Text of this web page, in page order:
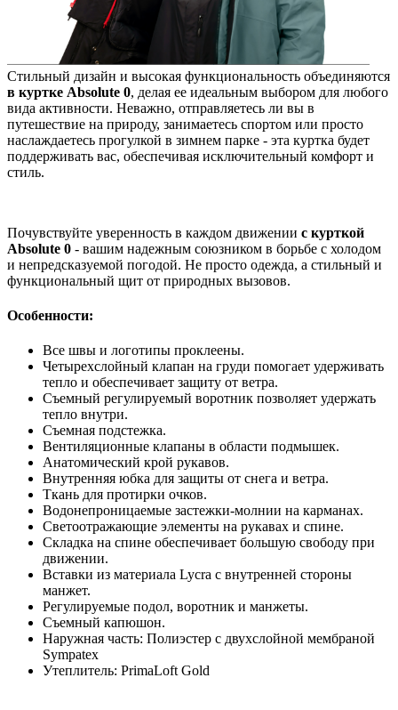
Стильный дизайн и высокая функциональность объединяются
в куртке Absolute 0, делая ее идеальным выбором для любого
вида активности. Неважно, отправляетесь ли вы в
путешествие на природу, занимаетесь спортом или просто
наслаждаетесь прогулкой в зимнем парке - эта куртка будет
поддерживать вас, обеспечивая исключительный комфорт и
стиль.
Почувствуйте уверенность в каждом движении с курткой
Absolute 0 - вашим надежным союзником в борьбе с холодом
и непредсказуемой погодой. Не просто одежда, а стильный и
функциональный щит от природных вызовов.
Особенности:
Все швы и логотипы проклеены.
Четырехслойный клапан на груди помогает удерживать
тепло и обеспечивает защиту от ветра.
Съемный регулируемый воротник позволяет удержать
тепло внутри.
Съемная подстежка.
Вентиляционные клапаны в области подмышек.
Анатомический крой рукавов.
Внутренняя юбка для защиты от снега и ветра.
Ткань для протирки очков.
Водонепроницаемые застежки-молнии на карманах.
Светоотражающие элементы на рукавах и спине.
Складка на спине обеспечивает большую свободу при
движении.
Вставки из материала Lycra с внутренней стороны
манжет.
Регулируемые подол, воротник и манжеты.
Съемный капюшон.
Наружная часть: Полиэстер с двухслойной мембраной
Sympatex
Утеплитель: PrimaLoft Gold